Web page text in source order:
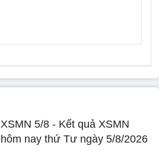
XSMN 5/8 - Kết quả XSMN
hôm nay thứ Tư ngày 5/8/2026